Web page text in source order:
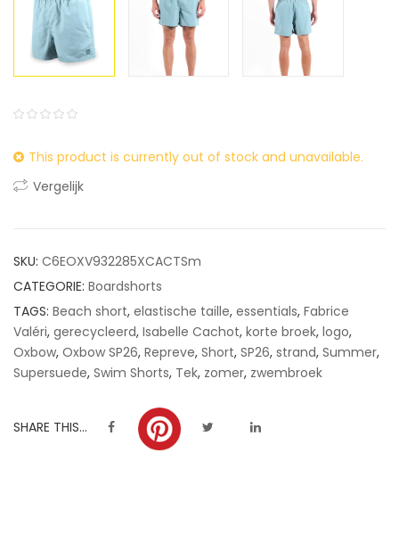
out
of
ratings
This product is currently out of stock and unavailable.
Vergelijk
SKU: C6EOXV932285XCACTSm
CATEGORIE: Boardshorts
TAGS: Beach short, elastische taille, essentials, Fabrice
Valéri, gerecycleerd, Isabelle Cachot, korte broek, logo,
Oxbow, Oxbow SP26, Repreve, Short, SP26, strand, Summer,
Supersuede, Swim Shorts, Tek, zomer, zwembroek
SHARE THIS...